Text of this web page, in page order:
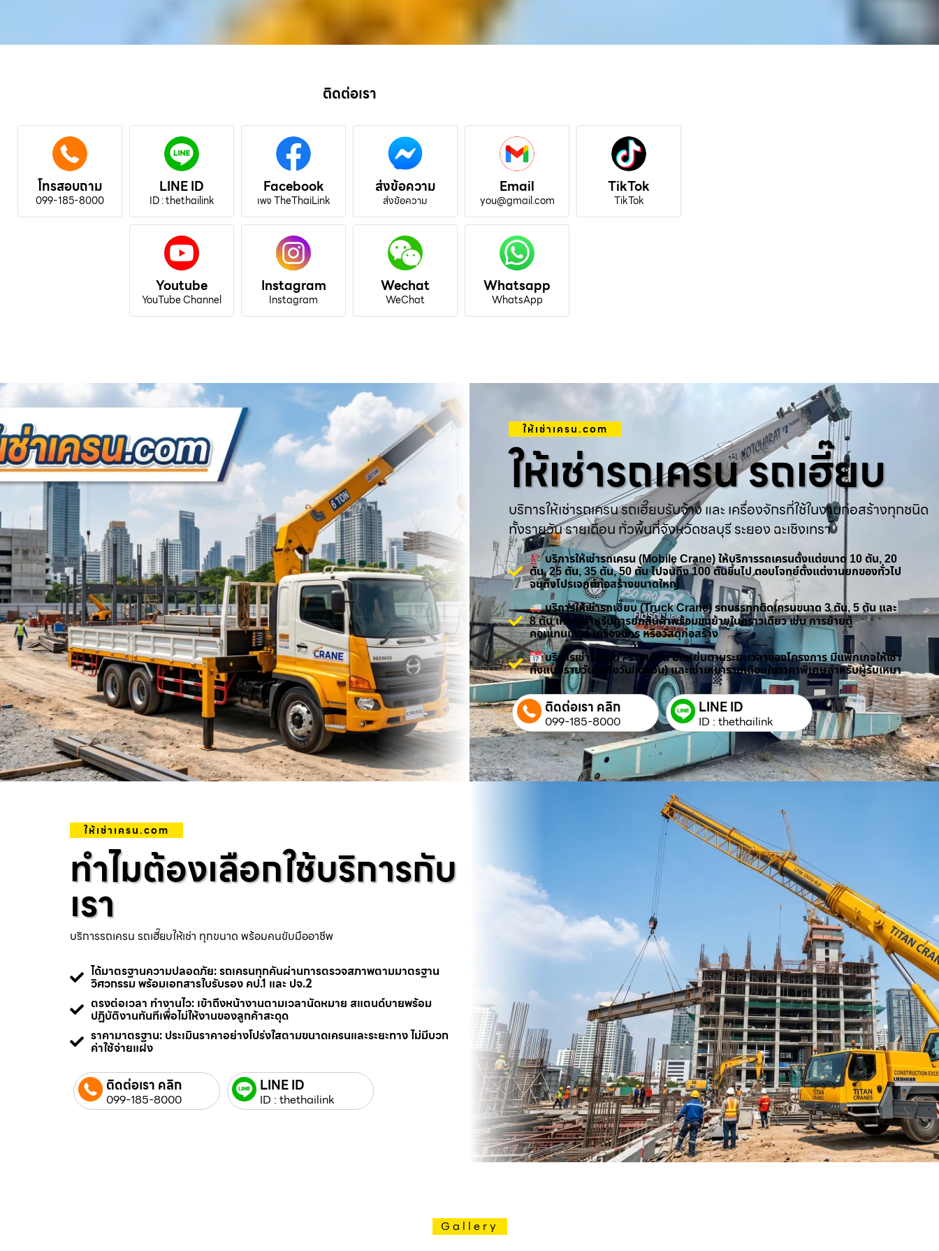
ติดต่อเรา
โทรสอบถาม
099-185-8000
LINE ID
ID : thethailink
Facebook
เพจ TheThaiLink
ส่งข้อความ
ส่งข้อความ
Email
you@gmail.com
TikTok
TikTok
Youtube
YouTube Channel
Instagram
Instagram
Wechat
WeChat
Whatsapp
WhatsApp
ให้เช่าเครน.com
ให้เช่ารถเครน รถเฮี๊ยบ
บริการให้เช่ารถเครน รถเฮี๊ยบรับจ้าง และ เครื่องจักรที่ใช้ในงานก่อสร้างทุกชนิด
ทั้งรายวัน รายเดือน ทั่วพื้นที่จังหวัดชลบุรี ระยอง ฉะเชิงเทรา
บริการให้เช่ารถเครน (Mobile Crane) ให้บริการรถเครนตั้งแต่ขนาด 10 ตัน, 20
ตัน, 25 ตัน, 35 ตัน, 50 ตัน ไปจนถึง 100 ตันขึ้นไป ตอบโจทย์ตั้งแต่งานยกของทั่วไป
จนถึงโปรเจกต์ก่อสร้างขนาดใหญ่
บริการให้เช่ารถเฮี๊ยบ (Truck Crane) รถบรรทุกติดเครนขนาด 3 ตัน, 5 ตัน และ
8 ตัน เหมาะสำหรับการยกสินค้าพร้อมขนย้ายในคราวเดียว เช่น การย้ายตู้
คอนเทนเนอร์ เครื่องจักร หรือวัสดุก่อสร้าง
บริการเช่ารายวัน / รายเดือน ยืดหยุ่นตามระยะเวลาของโครงการ มีแพ็กเกจให้เช่า
ทั้งแบบรายวัน (ครึ่งวัน/เต็มวัน) และเช่าเหมารายเดือนในราคาพิเศษสำหรับผู้รับเหมา
ติดต่อเรา คลิก
099-185-8000
LINE ID
ID : thethailink
ให้เช่าเครน.com
ทำไมต้องเลือกใช้บริการกับ
เรา
บริการรถเครน รถเฮี๊ยบให้เช่า ทุกขนาด พร้อมคนขับมืออาชีพ
ได้มาตรฐานความปลอดภัย: รถเครนทุกคันผ่านการตรวจสภาพตามมาตรฐาน
วิศวกรรม พร้อมเอกสารใบรับรอง คป.1 และ ปจ.2
ตรงต่อเวลา ทำงานไว: เข้าถึงหน้างานตามเวลานัดหมาย สแตนด์บายพร้อม
ปฏิบัติงานทันทีเพื่อไม่ให้งานของลูกค้าสะดุด
ราคามาตรฐาน: ประเมินราคาอย่างโปร่งใสตามขนาดเครนและระยะทาง ไม่มีบวก
ค่าใช้จ่ายแฝง
ติดต่อเรา คลิก
099-185-8000
LINE ID
ID : thethailink
Gallery